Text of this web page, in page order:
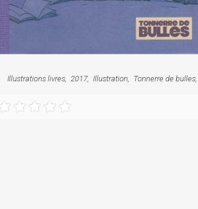
Illustrations livres 2017 Illustration Tonnerre de bulles